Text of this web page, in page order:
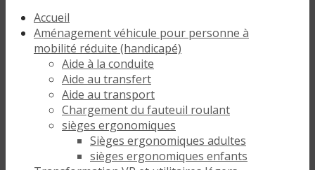
Accueil
Aménagement véhicule pour personne à
mobilité réduite (handicapé)
Aide à la conduite
Aide au transfert
Aide au transport
Chargement du fauteuil roulant
sièges ergonomiques
Sièges ergonomiques adultes
sièges ergonomiques enfants